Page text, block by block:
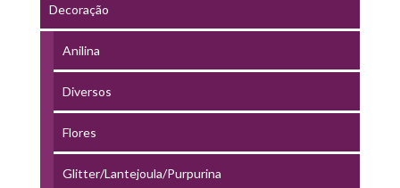
Decoração
Anilina
Diversos
Flores
Glitter/Lantejoula/Purpurina